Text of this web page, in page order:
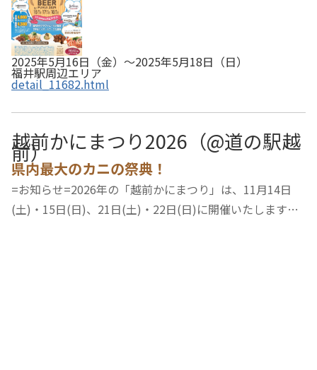
2025年5月16日（金）～2025年5月18日（日）
福井駅周辺エリア
detail_11682.html
越前かにまつり2026（@道の駅越
前）
県内最大のカニの祭典！
=お知らせ=2026年の「越前かにまつり」は、11月14日
(土)・15日(日)、21日(土)・22日(日)に開催いたします。